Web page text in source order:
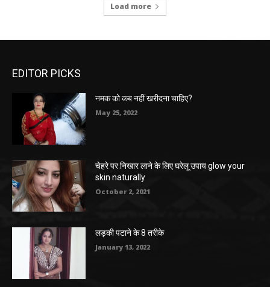
Load more
EDITOR PICKS
नमक को कब नहीं खरीदना चाहिए?
May 25, 2022
चेहरे पर निखार लाने के लिए घरेलू उपाय glow your
skin naturally
October 2, 2021
लड़की पटाने के 8 तरीके
January 13, 2022